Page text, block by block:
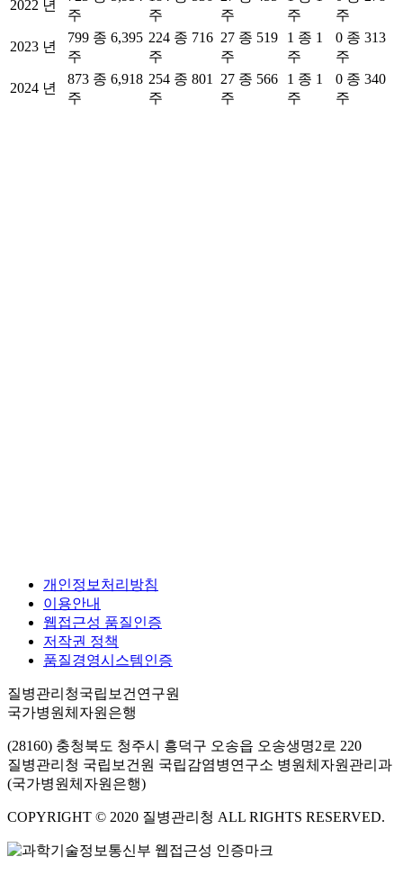
2022 년
주
주
주
주
주
2023 년
799 종 6,395
주
224 종 716
주
27 종 519
주
1 종 1
주
0 종 313
주
2024 년
873 종 6,918
주
254 종 801
주
27 종 566
주
1 종 1
주
0 종 340
주
개인정보처리방침
이용안내
웹접근성 품질인증
저작권 정책
품질경영시스템인증
질병관리청국립보건연구원
국가병원체자원은행
(28160) 충청북도 청주시 흥덕구 오송읍 오송생명2로 220
질병관리청 국립보건원 국립감염병연구소 병원체자원관리과
(국가병원체자원은행)
COPYRIGHT © 2020 질병관리청 ALL RIGHTS RESERVED.